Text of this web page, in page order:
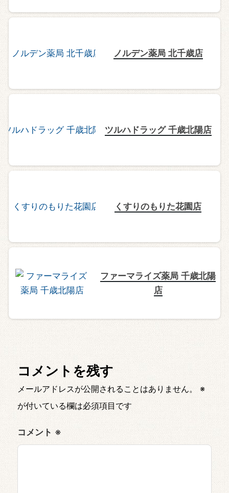
ノルデン薬局 北千歳店
ツルハドラッグ 千歳北陽店
くすりのもりた花園店
ファーマライズ薬局 千歳北陽
店
コメントを残す
メールアドレスが公開されることはありません。
※
が付いている欄は必須項目です
コメント ※